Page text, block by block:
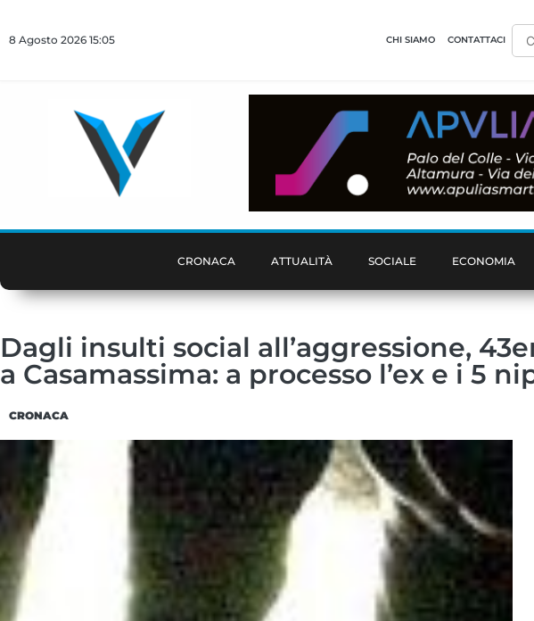
8 Agosto 2026 15:05 CHI SIAMO CONTATTACI
CRONACA ATTUALITÀ SOCIALE ECONOMIA
Dagli insulti social all’aggressione,
a Casamassima: a processo l’ex e i 5
CRONACA